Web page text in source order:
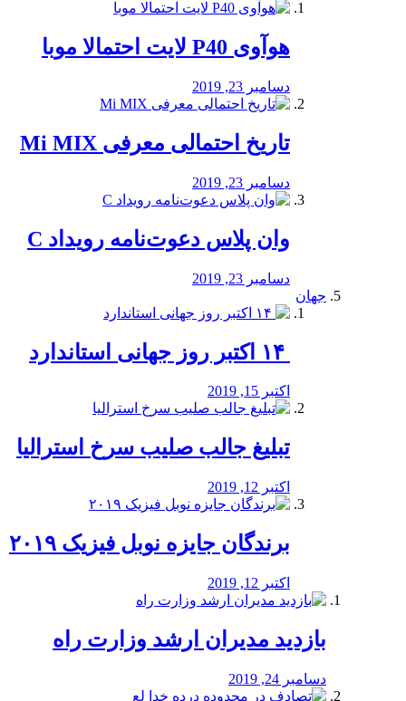
هوآوی P40 لایت احتمالا موبا
دسامبر 23, 2019
تاریخ احتمالی معرفی Mi MIX
دسامبر 23, 2019
وان پلاس دعوت‌نامه رویداد C
دسامبر 23, 2019
جهان
اکتبر 15, 2019
تبلیغ جالب صلیب سرخ استرالیا
اکتبر 12, 2019
برندگان جایزه نوبل فیزیک ۲۰۱۹
اکتبر 12, 2019
بازدید مدیران ارشد وزارت راه
دسامبر 24, 2019